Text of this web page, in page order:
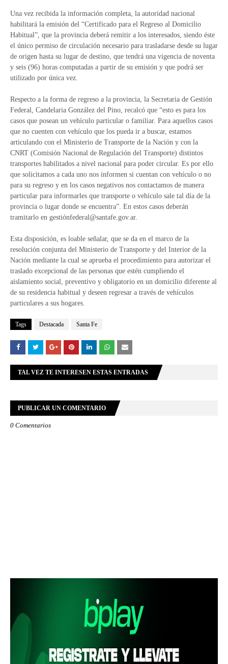
Una vez recibida la información completa, la autoridad nacional
habilitará la emisión del “Certificado para el Regreso al Domicilio
Habitual”, que la provincia deberá remitir a los interesados, siendo éste
el único permiso de circulación necesario para trasladarse desde su lugar
de origen hasta su lugar de destino, que tendrá una vigencia de noventa
y seis (96) horas computadas a partir de su emisión y que podrá ser
utilizado por única vez.
Respecto a la forma de regreso a la provincia, la Secretaria de Gestión
Federal, Candelaria González del Pino, recalcó que “esto es para los
casos que posean un vehículo particular o familiar. Para aquellos casos
que no cuenten con vehículo que los pueda ir a buscar, estamos
articulando con el Ministerio de Transporte de la Nación y con la
CNRT (Comisión Nacional de Regulación del Transporte) distintos
transportes habilitados a nivel nacional para poder circular. Es por ello
que solicitamos a cada uno nos informen si cuentan con vehículo o no
para su regreso y en los casos negativos nos contactamos de manera
particular para informarles que transporte o vehículo sale tal día de la
provincia o lugar donde se encuentra”. En estos casos deberán
tramitarlo en gestiónfederal@santafe.gov.ar.
Esta disposición, es loable señalar, que se da en el marco de la
resolución conjunta del Ministerio de Transporte y del Interior de la
Nación mediante la cual se aprueba el procedimiento para autorizar el
traslado excepcional de las personas que estén cumpliendo el
aislamiento social, preventivo y obligatorio en un domicilio diferente al
de su residencia habitual y deseen regresar a través de vehículos
particulares a sus hogares.
Tags Destacada Santa Fe
TAL VEZ TE INTERESEN ESTAS ENTRADAS
PUBLICAR UN COMENTARIO
0 Comentarios